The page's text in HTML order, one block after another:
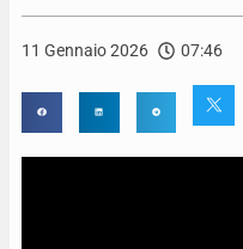
11 Gennaio 2026 07:46